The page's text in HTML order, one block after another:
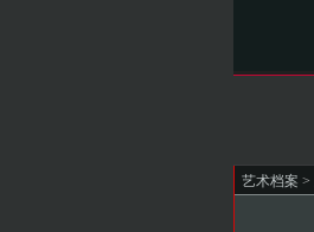
艺术档案 >